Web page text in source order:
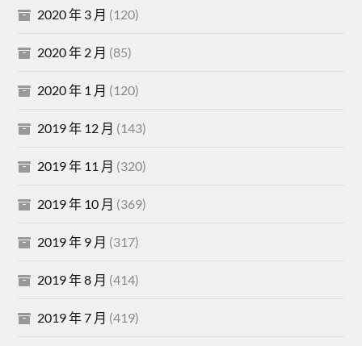
2020 年 3 月 (120)
2020 年 2 月 (85)
2020 年 1 月 (120)
2019 年 12 月 (143)
2019 年 11 月 (320)
2019 年 10 月 (369)
2019 年 9 月 (317)
2019 年 8 月 (414)
2019 年 7 月 (419)